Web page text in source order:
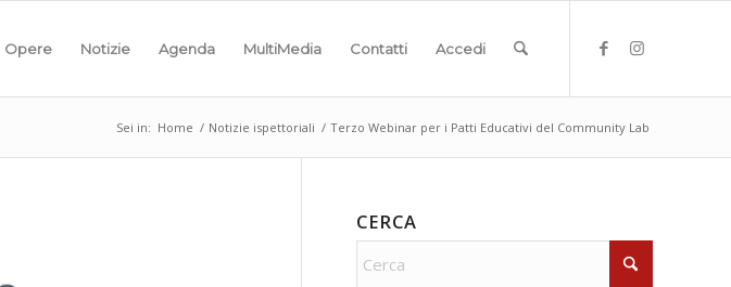
Opere Notizie Agenda MultiMedia Contatti Accedi
Sei in: Home / Notizie ispettoriali / Terzo Webinar per i Patti Educativi del Community Lab
CERCA